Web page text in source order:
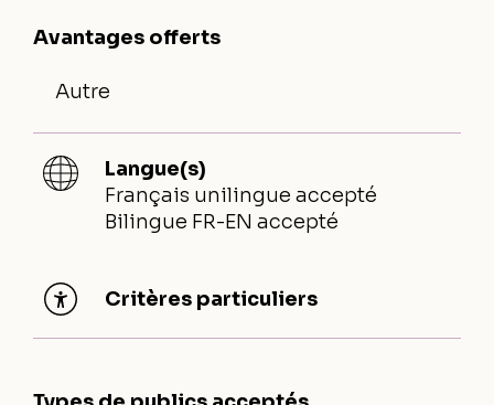
Avantages offerts
Autre
Langue(s)
Français unilingue accepté
Bilingue FR-EN accepté
Critères particuliers